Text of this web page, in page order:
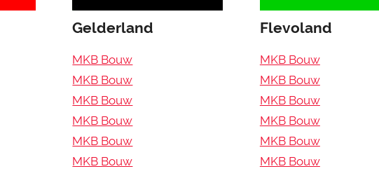
Gelderland
MKB Bouw
MKB Bouw
MKB Bouw
MKB Bouw
MKB Bouw
MKB Bouw
Flevoland
MKB Bouw
MKB Bouw
MKB Bouw
MKB Bouw
MKB Bouw
MKB Bouw